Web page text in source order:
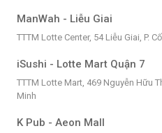
ManWah - Liễu Giai
TTTM Lotte Center, 54 Liễu Giai, P.
iSushi - Lotte Mart Quận 7
TTTM Lotte Mart, 469 Nguyễn Hữu
Minh
K Pub - Aeon Mall